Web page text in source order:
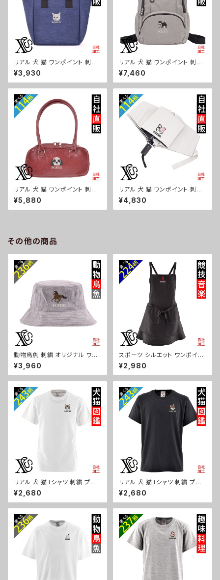
リアル 犬 猫 ワンポイント 刺繍
保冷保温 ランチバッグ 買い物バ
ッグ トートバッグ レディース メ
ンズ おしゃれ 雑貨 グッズ 自社
シーズー シュナウザー パグ ビ
ションフリーゼ ori-a-bg179-
b10-s
¥3,930
リアル 犬 猫 ワンポイント 刺繍
撥水 リュック レディース 大容量
8ポケット ナイロン 軽量 軽い
おしゃれ 雑貨 グッズ 自社ブラン
ー シュナウザー パグ ビションフ
リーゼ ori-a-bg178-b10-s
¥7,460
リアル 犬 猫 ワンポイント 刺繍
上品なシボ感 横長ショルダーバ
ッグ レディース ミニボストン 軽
量 雑貨 グッズ 自社ブランド 柄
¥5,880
リアル 犬 猫 ワンポイント 刺繍
【形状記憶+自動開閉】 折りたた
み傘 レディース メンズ 55cm
晴雨兼用 UVカット99.9％ 一級
¥4,830
その他の商品
動物鳥魚 刺繍 オリジナル ワン
ポイント コーデュロイ バケット
ハット メンズ レディース 帽子
自社ブランド ロゴ グッズ 柄 お
文鳥 パンダ 魚 動物 ori-a-cap
39-b06-s
¥3,960
スポーツ シルエット ワンポイン
ト 刺繍 エプロン ワンピース レ
ディース 撥水加工 おしゃれ か
わいい フリル ティアード フレア
ロン リボン ブラック 黒 グッズ
文字 面白い おもしろ 卒団 記念
品 部活 卒業 ori-a-tao13-b0
8-s
¥2,980
リアル 犬 猫 tシャツ 刺繍 プレ
ゼント 5.6oz オリジナル 半袖
Tシャツ メンズ ワンポイント ロ
ゴ おしゃれ 無地 カットソー 和
シュナウザー パグ フレンチブル
ドッグ X-CLOTHES 猫図鑑 犬
図鑑 ori-am-tst2-g10-s
¥2,680
リアル 犬 猫 tシャツ 刺繍 プレ
ゼント 5.6oz オリジナル 半袖
Tシャツ メンズ ワンポイント ロ
ゴ おしゃれ カットソー 和グッズ
ウザー パグ フレンチブルドッグ
X-CLOTHES 猫図鑑 犬図鑑 o
ri-am-tst2-b10-s
¥2,680